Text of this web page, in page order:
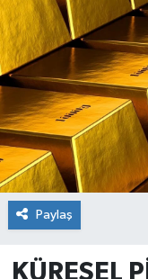
Paylaş
KÜRESEL
Edremit
EĞİTİM
EKONOMİ
Erdek
Gömeç